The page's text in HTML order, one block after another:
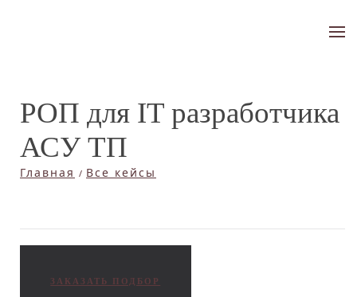
РОП для IT разработчика
АСУ ТП
Главная Все кейсы
ЗАКАЗАТЬ ПОДБОР